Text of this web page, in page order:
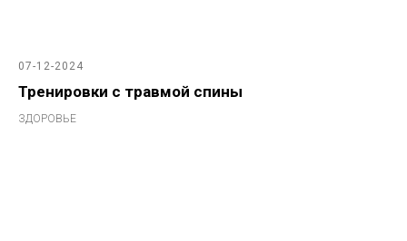
07-12-2024
Тренировки с травмой спины
ЗДОРОВЬЕ